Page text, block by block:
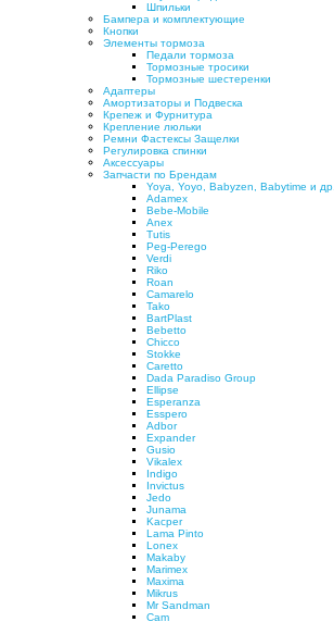
Шпильки
Бампера и комплектующие
Кнопки
Элементы тормоза
Педали тормоза
Тормозные тросики
Тормозные шестеренки
Адаптеры
Амортизаторы и Подвеска
Крепеж и Фурнитура
Крепление люльки
Ремни Фастексы Защелки
Регулировка спинки
Аксессуары
Запчасти по Брендам
Yoya, Yoyo, Babyzen, Babytime и др.
Adamex
Bebe-Mobile
Anex
Tutis
Peg-Perego
Verdi
Riko
Roan
Camarelo
Tako
BartPlast
Bebetto
Chicco
Stokke
Caretto
Dada Paradiso Group
Ellipse
Esperanza
Esspero
Adbor
Expander
Gusio
Vikalex
Indigo
Invictus
Jedo
Junama
Kacper
Lama Pinto
Lonex
Makaby
Marimex
Maxima
Mikrus
Mr Sandman
Cam